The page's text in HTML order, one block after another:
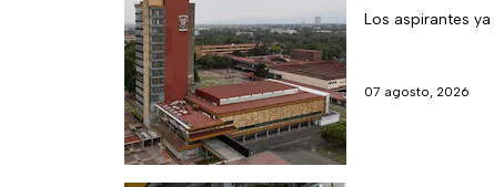
Los aspirantes
07 agosto, 2026